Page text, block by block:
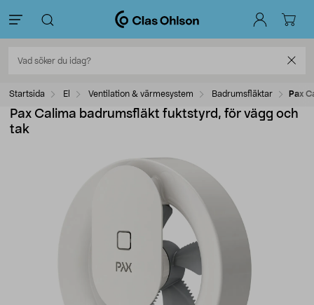
Startsida El Ventilation & värmesystem Badrumsfläktar Pax
Pax Calima badrumsfläkt fuktstyrd, för vägg och
tak